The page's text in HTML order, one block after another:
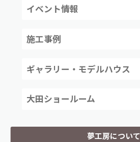
イベント情報
施工事例
ギャラリー・モデルハウス
大田ショールーム
夢工房について